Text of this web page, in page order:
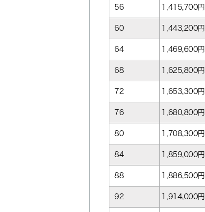
56 1,415,700円
60 1,443,200円
64 1,469,600円
68 1,625,800円
72 1,653,300円
76 1,680,800円
80 1,708,300円
84 1,859,000円
88 1,886,500円
92 1,914,000円